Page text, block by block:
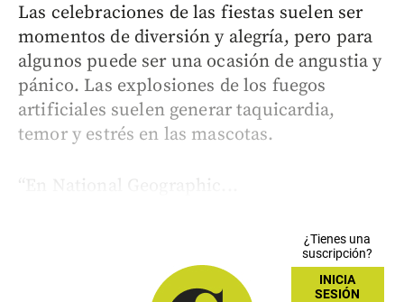
Las celebraciones de las fiestas suelen ser
momentos de diversión y alegría, pero para
algunos puede ser una ocasión de angustia y
pánico. Las explosiones de los fuegos
artificiales suelen generar taquicardia,
temor y estrés en las mascotas.
“En National Geographic...
¿Tienes una
suscripción?
INICIA
SESIÓN